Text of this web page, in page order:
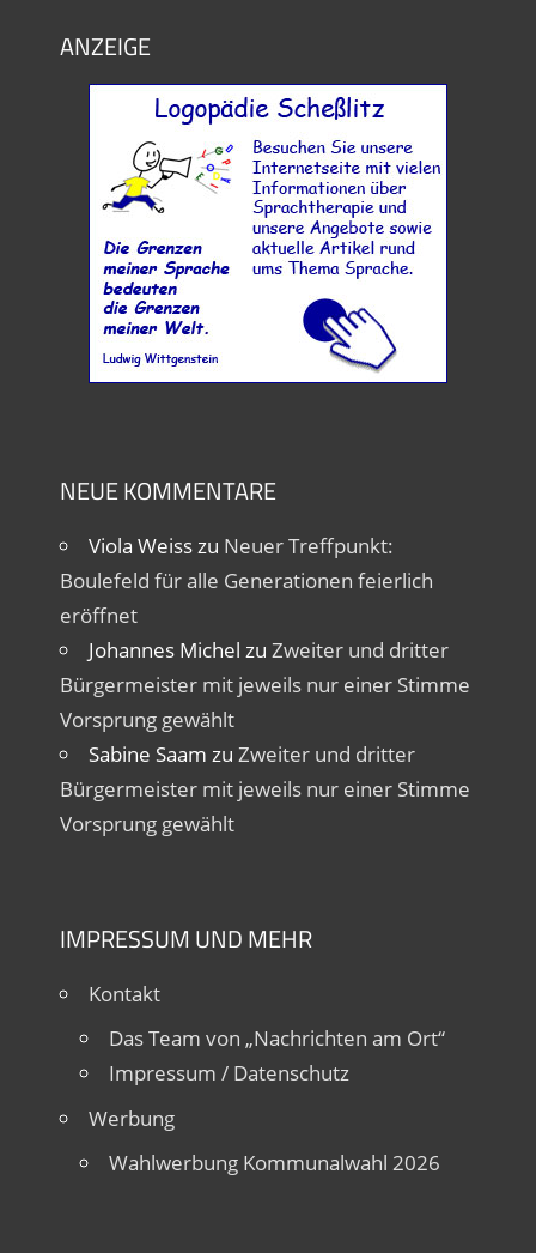
ANZEIGE
NEUE KOMMENTARE
Viola Weisszu Neuer Treffpunkt:
Boulefeld für alle Generationen feierlich
eröffnet
Johannes Michel zu Zweiter und dritter
Bürgermeister mit jeweils nur einer Stimme
Vorsprung gewählt
Sabine Saam zu Zweiter und dritter
Bürgermeister mit jeweils nur einer Stimme
Vorsprung gewählt
IMPRESSUM UND MEHR
Kontakt
Das Team von „Nachrichten am Ort“
Impressum / Datenschutz
Werbung
Wahlwerbung Kommunalwahl 2026